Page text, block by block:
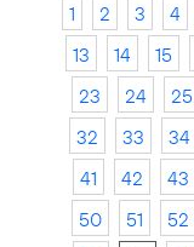
1 2 3 4
13
14 15
23
24 25
32
33 34
41
42 43
50
51 52